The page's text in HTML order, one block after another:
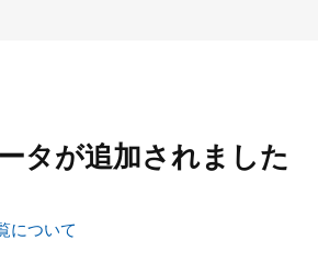
タが追加されました
について